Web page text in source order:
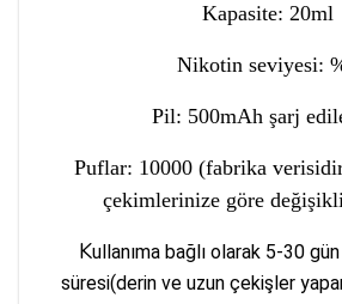
Kapasite: 20ml
Nikotin seviyesi:
Pil: 500mAh şarj
Puflar: 10000 (fabrika
çekimlerinize göre
Kullanıma bağlı olarak 5-30 gün
süresi(derin ve uzun çekişler